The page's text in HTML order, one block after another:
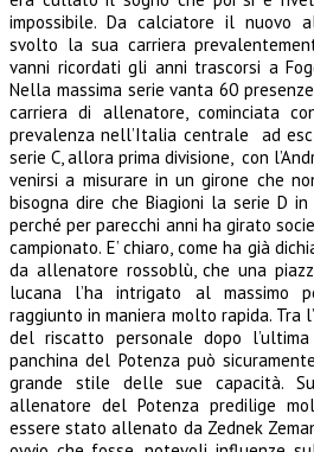
impossibile. Da calciatore il nuovo
svolto la sua carriera
vanni ricordati gli anni trascorsi a
Nella massima serie vanta 60
carriera di allenatore, cominciata
prevalenza nell’Italia centrale ad
serie C, allora prima divisione, con
venirsi a misurare in un girone che
bisogna dire che Biagioni la serie D
perché per parecchi anni ha girato
campionato. E’ chiaro, come ha già
da allenatore rossoblù, che una
lucana l’ha intrigato al massimo
raggiunto in maniera molto rapida. Tra
del riscatto personale dopo
panchina del Potenza può
grande stile delle sue capacità.
allenatore del Potenza predilige
essere stato allenato da Zednek